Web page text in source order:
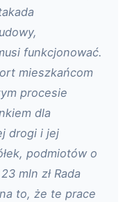
funkcjonować.
mieszkańcom
procesie
dla
drogi i jej
podmiotów o
mln zł Rada
to, że te prace